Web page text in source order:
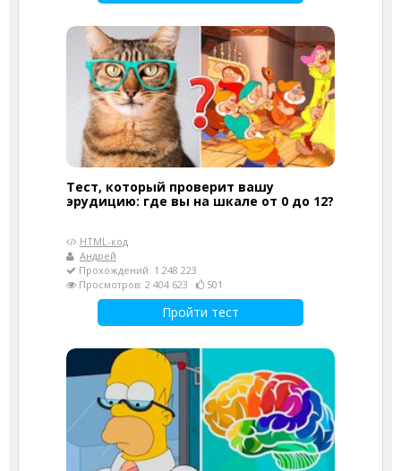
Тест, который проверит вашу
эрудицию: где вы на шкале от 0 до 12?
HTML-код
Андрей
Прохождений: 1 248 223
Просмотров: 2 404 623
501
Пройти тест